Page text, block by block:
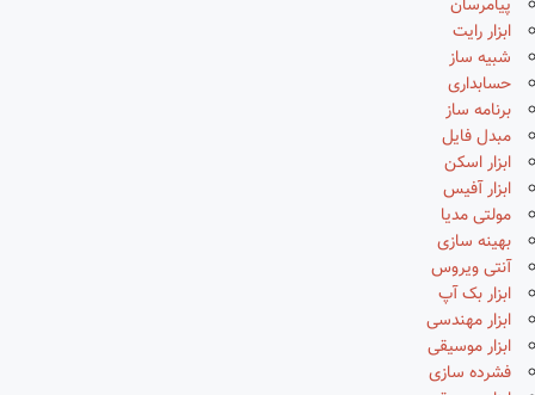
پیامرسان
ابزار رایت
شبیه ساز
حسابداری
برنامه ساز
مبدل فایل
ابزار اسکن
ابزار آفیس
مولتی مدیا
بهینه سازی
آنتی ویروس
ابزار بک آپ
ابزار مهندسی
ابزار موسیقی
فشرده سازی